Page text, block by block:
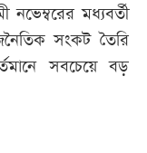
মধ্যবর্তী
সংকট তৈরি
সবচেয়ে বড়